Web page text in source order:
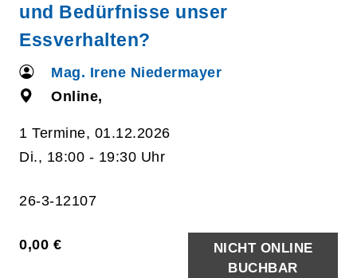
und Bedürfnisse unser
Essverhalten?
Mag. Irene Niedermayer
Online,
1 Termine, 01.12.2026
Di., 18:00 - 19:30 Uhr
26-3-12107
0,00 €
NICHT ONLINE
BUCHBAR